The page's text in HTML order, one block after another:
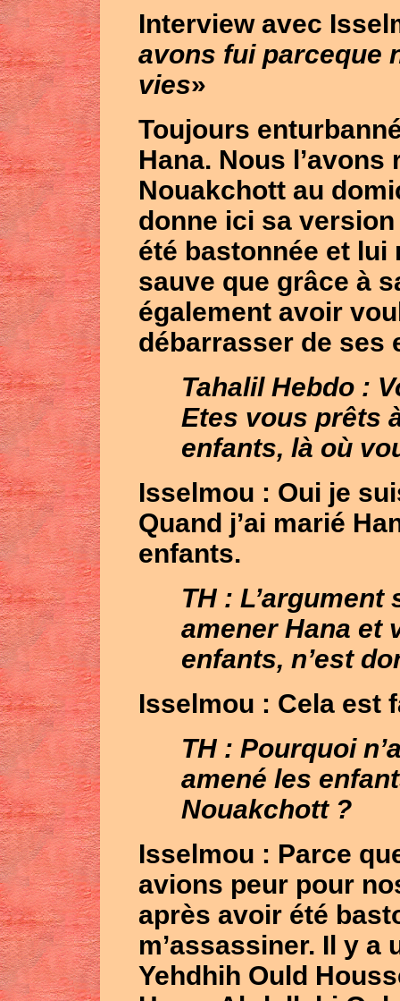
Interview avec
avons fui parceque
vies»
Toujours
Hana. Nous l’avons
Nouakchott au
donne ici sa
été bastonnée et lui
sauve que grâce à
également avoir
débarrasser de ses
Tahalil Hebdo :
Etes vous prêts
enfants, là où
Isselmou : Oui je
Quand j’ai marié
enfants.
TH :
amener Hana et
enfants, n’est
Isselmou : Cela est
TH : Pourquoi
amené les
Nouakchott ?
Isselmou : Parce
avions peur pour
après avoir été
m’assassiner. Il y a
Yehdhih Ould